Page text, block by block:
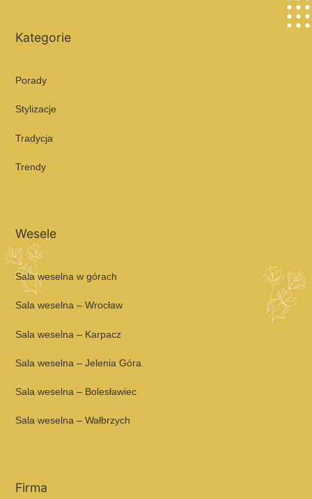
Kategorie
Porady
Stylizacje
Tradycja
Trendy
Wesele
Sala weselna w górach
Sala weselna – Wrocław
Sala weselna – Karpacz
Sala weselna – Jelenia Góra
Sala weselna – Bolesławiec
Sala weselna – Wałbrzych
Firma